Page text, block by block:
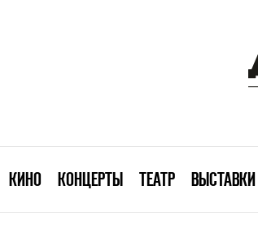
КИНО КОНЦЕРТЫ ТЕАТР ВЫСТАВКИ